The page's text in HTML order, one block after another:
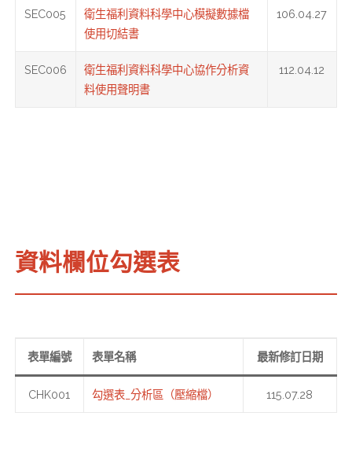
SEC005
衛生福利資料科學中心模擬數據檔
使用切結書
106.04.27
SEC006
衛生福利資料科學中心協作分析資
料使用聲明書
112.04.12
資料欄位勾選表
表單編號 表單名稱 最新修訂日期
CHK001 勾選表_分析區（壓縮檔） 115.07.28